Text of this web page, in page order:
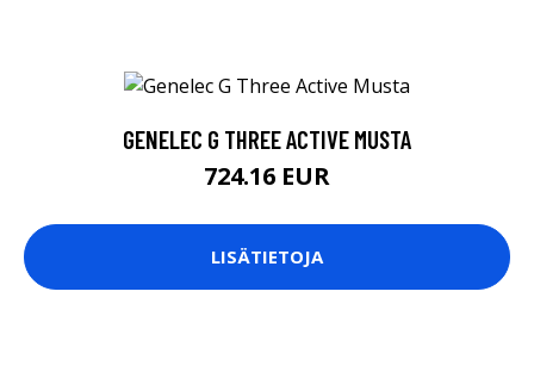
GENELEC G THREE ACTIVE MUSTA
724.16 EUR
LISÄTIETOJA